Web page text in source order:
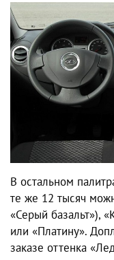
В остальном
те же 12 тысяч
«Серый базальт»),
или «Платину».
заказе оттенка